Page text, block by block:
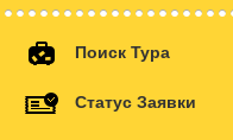
Поиск Тура
Статус Заявки